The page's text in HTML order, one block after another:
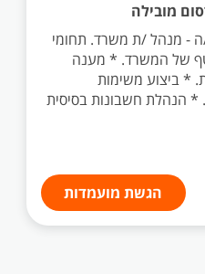
מובילה
- מנהל /ת משרד. תחומי
של המשרד. * מענה
* ביצוע משימות
* הנהלת חשבונות בסיסית
הגשת מועמדות